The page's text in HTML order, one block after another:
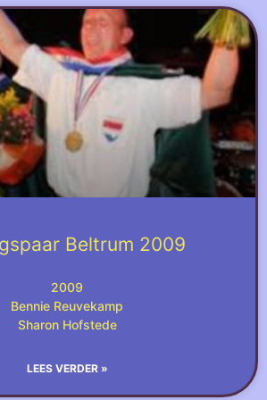
Beltrum 2009
2009
Bennie Reuvekamp
Sharon Hofstede
LEES VERDER »